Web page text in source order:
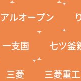
ルオープン
一支国 七ツ釜
三菱 三菱重工